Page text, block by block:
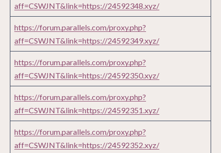
aff=CSWJNT&link=https://24592348.xyz/
https://forum.parallels.com/proxy.php?
aff=CSWJNT&link=https://24592349.xyz/
https://forum.parallels.com/proxy.php?
aff=CSWJNT&link=https://24592350.xyz/
https://forum.parallels.com/proxy.php?
aff=CSWJNT&link=https://24592351.xyz/
https://forum.parallels.com/proxy.php?
aff=CSWJNT&link=https://24592352.xyz/